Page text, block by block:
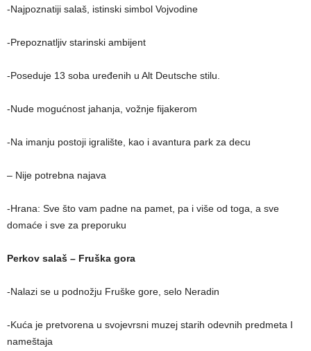
-Najpoznatiji salaš, istinski simbol Vojvodine
-Prepoznatljiv starinski ambijent
-Poseduje 13 soba uređenih u Alt Deutsche stilu.
-Nude mogućnost jahanja, vožnje fijakerom
-Na imanju postoji igralište, kao i avantura park za decu
– Nije potrebna najava
-Hrana: Sve što vam padne na pamet, pa i više od toga, a sve
domaće i sve za preporuku
Perkov salaš – Fruška gora
-Nalazi se u podnožju Fruške gore, selo Neradin
-Kuća je pretvorena u svojevrsni muzej starih odevnih predmeta I
nameštaja